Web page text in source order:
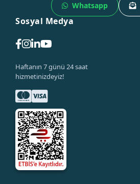
Whatsapp
Sosyal Medya
Haftanın 7 günü 24 saat
hizmetinizdeyiz!